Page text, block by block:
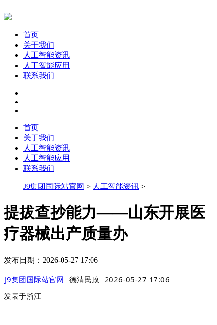
首页
关于我们
人工智能资讯
人工智能应用
联系我们
首页
关于我们
人工智能资讯
人工智能应用
联系我们
J9集团国际站官网 > 人工智能资讯 >
提拔查抄能力——山东开展医
疗器械出产质量办
发布日期：2026-05-27 17:06
J9集团国际站官网 德清民政 2026-05-27 17:06
发表于浙江